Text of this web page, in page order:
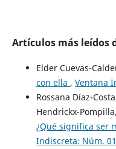
Artículos más leídos
Elder Cuevas-
con ella , Ventana
Rossana Díaz-
Hendrickx-
¿Qué significa ser
Indiscreta: Núm.